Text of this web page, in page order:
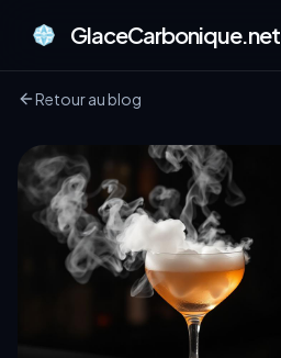
GlaceCarbonique.net
Retour au blog